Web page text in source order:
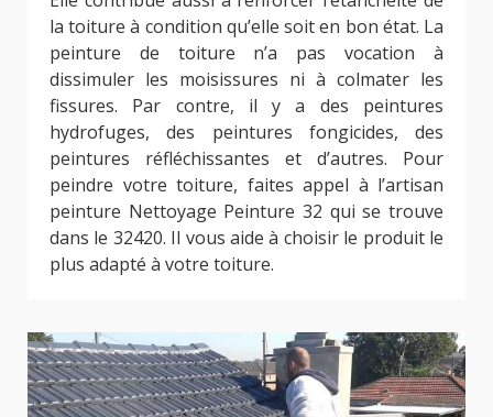
la toiture à condition qu’elle soit en bon état. La
peinture de toiture n’a pas vocation à
dissimuler les moisissures ni à colmater les
fissures. Par contre, il y a des peintures
hydrofuges, des peintures fongicides, des
peintures réfléchissantes et d’autres. Pour
peindre votre toiture, faites appel à l’artisan
peinture Nettoyage Peinture 32 qui se trouve
dans le 32420. Il vous aide à choisir le produit le
plus adapté à votre toiture.